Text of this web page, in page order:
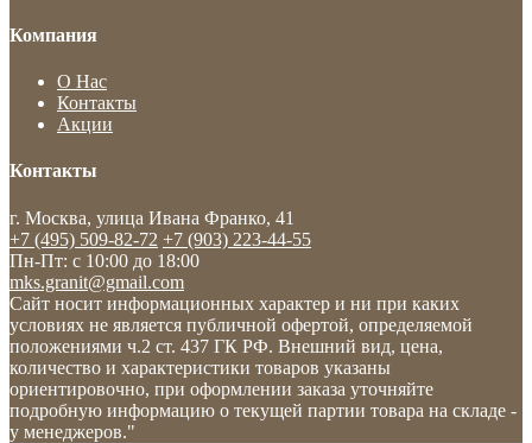
Компания
О Нас
Контакты
Акции
Контакты
г. Москва, улица Ивана Франко, 41
+7 (495) 509-82-72 +7 (903) 223-44-55
Пн-Пт: c 10:00 до 18:00
mks.granit@gmail.com
Сайт носит информационных характер и ни при каких
условиях не является публичной офертой, определяемой
положениями ч.2 ст. 437 ГК РФ. Внешний вид, цена,
количество и характеристики товаров указаны
ориентировочно, при оформлении заказа уточняйте
подробную информацию о текущей партии товара на складе -
у менеджеров."